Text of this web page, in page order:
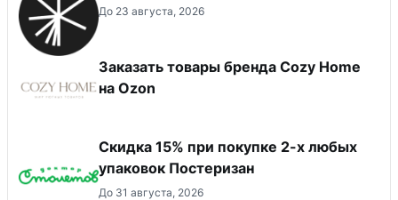
До 23 августа, 2026
Заказать товары бренда Cozy Home
на Ozon
Скидка 15% при покупке 2-х любых
упаковок Постеризан
До 31 августа, 2026